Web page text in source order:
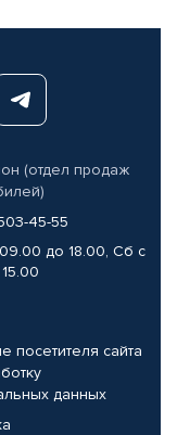
(отдел продаж
45-55
до 18.00, Сб с
посетителя сайта
данных